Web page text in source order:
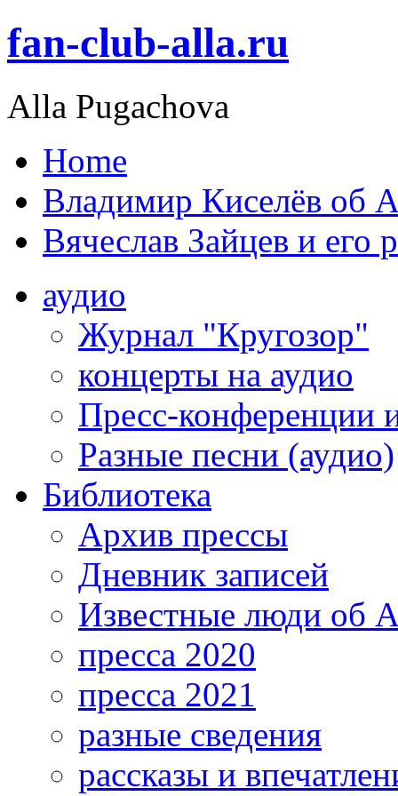
fan-club-alla.ru
Alla Pugachova
Home
Владимир Киселёв об
Вячеслав Зайцев и его
аудио
Журнал "Кругозор"
концерты на аудио
Пресс-конференции
Разные песни (аудио)
Библиотека
Архив прессы
Дневник записей
Известные люди об
пресса 2020
пресса 2021
разные сведения
рассказы и